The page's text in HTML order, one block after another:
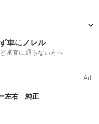
リア 内張
車にノレル
審査に通らない方へ
Ad
左右 純正